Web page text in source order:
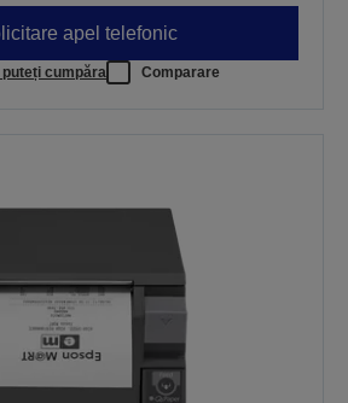
apel telefonic
puteți cumpăra Comparare